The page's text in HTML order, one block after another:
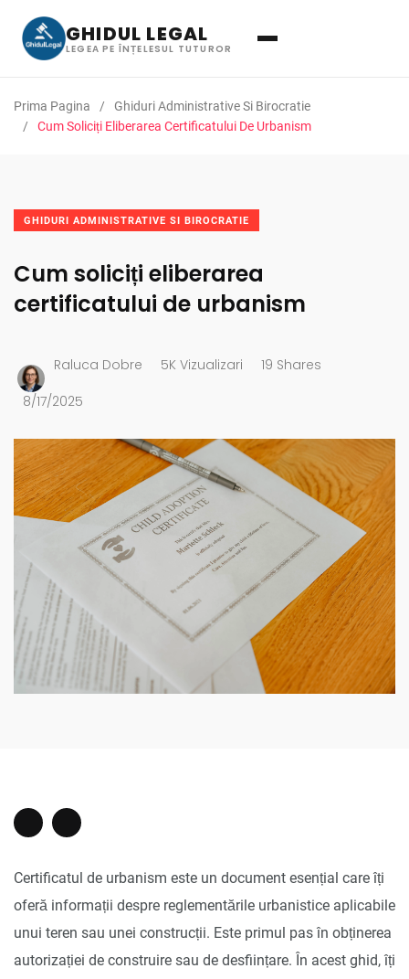
GHIDUL LEGAL
LEGEA PE ÎNȚELESUL TUTUROR
Prima Pagina
Ghiduri Administrative Si Birocratie
Cum Soliciți Eliberarea Certificatului De Urbanism
GHIDURI ADMINISTRATIVE SI BIROCRATIE
Cum soliciți eliberarea
certificatului de urbanism
Raluca Dobre 5K Vizualizari 19 Shares
8/17/2025
Certificatul de urbanism este un document esențial care îți
oferă informații despre reglementările urbanistice aplicabile
unui teren sau unei construcții. Este primul pas în obținerea
autorizației de construire sau de desființare. În acest ghid, îți